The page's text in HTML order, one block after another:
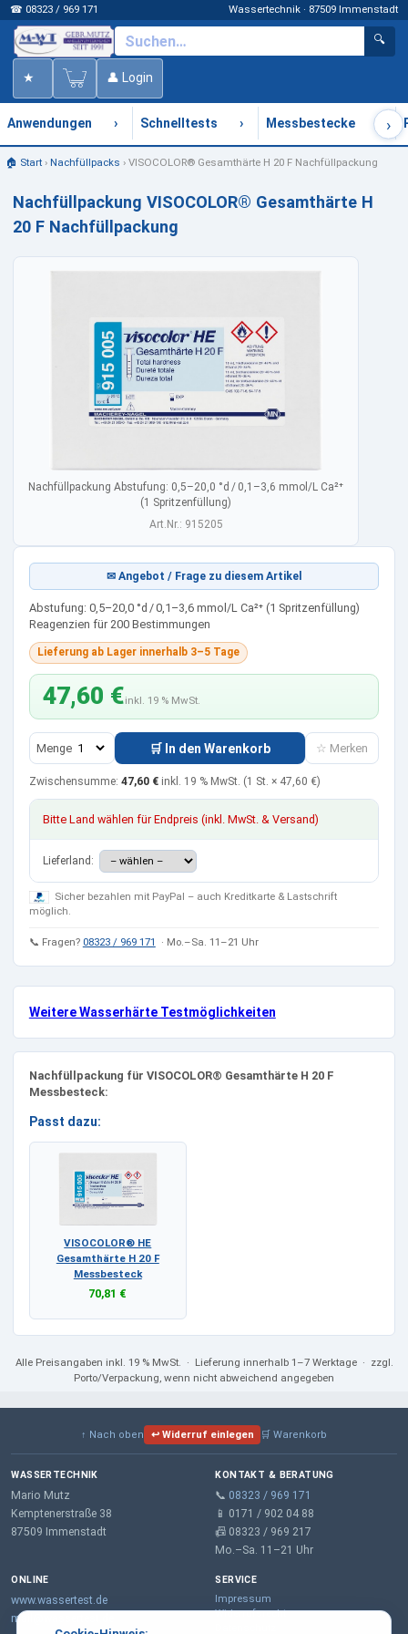
☎ 08323 / 969 171 Wassertechnik · 87509 Immenstadt
🔍
★ 👤 Login
Anwendungen › Schnelltests › Messbestecke ›
🏠 Start› Nachfüllpacks › VISOCOLOR® Gesamthärte H 20 F Nachfüllpackung
Nachfüllpackung VISOCOLOR® Gesamthärte H
20 F Nachfüllpackung
Nachfüllpackung Abstufung: 0,5–20,0 °d / 0,1–3,6 mmol/L Ca²⁺
(1 Spritzenfüllung)
Art.Nr.: 915205
✉ Angebot / Frage zu diesem Artikel
Abstufung: 0,5–20,0 °d / 0,1–3,6 mmol/L Ca²⁺ (1 Spritzenfüllung)
Reagenzien für 200 Bestimmungen
Lieferung ab Lager innerhalb 3–5 Tage
47,60 €inkl. 19 % MwSt.
Menge 🛒 In den Warenkorb ☆ Merken
Zwischensumme: 47,60 € inkl. 19 % MwSt. (1 St. × 47,60 €)
Bitte Land wählen für Endpreis (inkl. MwSt. & Versand)
Lieferland:
Sicher bezahlen mit PayPal – auch Kreditkarte & Lastschrift
möglich.
📞 Fragen? 08323 / 969 171 · Mo.–Sa. 11–21 Uhr
Weitere Wasserhärte Testmöglichkeiten
Nachfüllpackung für VISOCOLOR® Gesamthärte H 20 F
Messbesteck:
Passt dazu:
VISOCOLOR® HE
Gesamthärte H 20 F
Messbesteck
70,81 €
Alle Preisangaben inkl. 19 % MwSt.
· Lieferung innerhalb 1–7 Werktage · zzgl.
Porto/Verpackung, wenn nicht abweichend angegeben
↑ Nach oben ↩ Widerruf einlegen 🛒 Warenkorb
WASSERTECHNIK
Mario Mutz
Kemptenerstraße 38
87509 Immenstadt
KONTAKT & BERATUNG
📞 08323 / 969 171
📱 0171 / 902 04 88
📠 08323 / 969 217
Mo.–Sa. 11–21 Uhr
ONLINE
www.wassertest.de
mail@wassertest.de
SERVICE
Impressum
Widerrufsrecht